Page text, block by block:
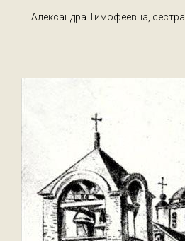
Александра Тимофеевна, сестра